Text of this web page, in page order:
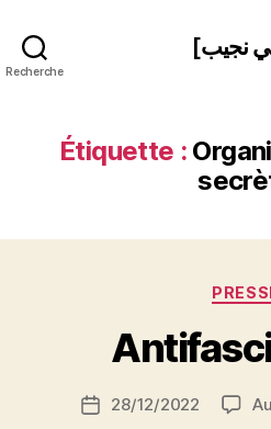
Recherche
Étiquette :
Date28/12/2022